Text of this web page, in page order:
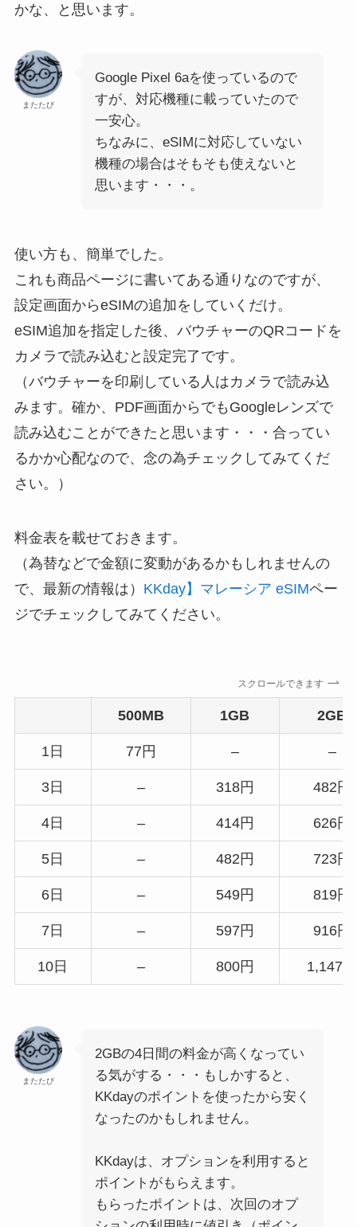
かな、と思います。
またたび
Google Pixel 6aを使っているので
すが、対応機種に載っていたので
一安心。
ちなみに、eSIMに対応していない
機種の場合はそもそも使えないと
思います・・・。
使い方も、簡単でした。
これも商品ページに書いてある通りなのですが、
設定画面からeSIMの追加をしていくだけ。
eSIM追加を指定した後、バウチャーのQRコードを
カメラで読み込むと設定完了です。
（バウチャーを印刷している人はカメラで読み込
みます。確か、PDF画面からでもGoogleレンズで
読み込むことができたと思います・・・合ってい
るかか心配なので、念の為チェックしてみてくだ
さい。）
料金表を載せておきます。
（為替などで金額に変動があるかもしれませんの
で、最新の情報は） KKday】マレーシア eSIMペー
ジでチェックしてみてください。
スクロールできます
500MB 1GB 2GB
1日 77円 – –
3日 – 318円 482円
4日 – 414円 626円
5日 – 482円 723円
6日 – 549円 819円
7日 – 597円 916円
10日 – 800円 1,147円
またたび
2GBの4日間の料金が高くなってい
る気がする・・・もしかすると、
KKdayのポイントを使ったから安く
なったのかもしれません。
KKdayは、オプションを利用すると
ポイントがもらえます。
もらったポイントは、次回のオプ